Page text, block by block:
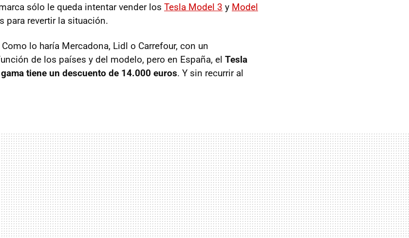
sólo le queda intentar vender los Tesla Model 3 y Model
para revertir la situación.
lo haría Mercadona, Lidl o Carrefour, con un
de los países y del modelo, pero en España, el Tesla
tiene un descuento de 14.000 euros. Y sin recurrir al